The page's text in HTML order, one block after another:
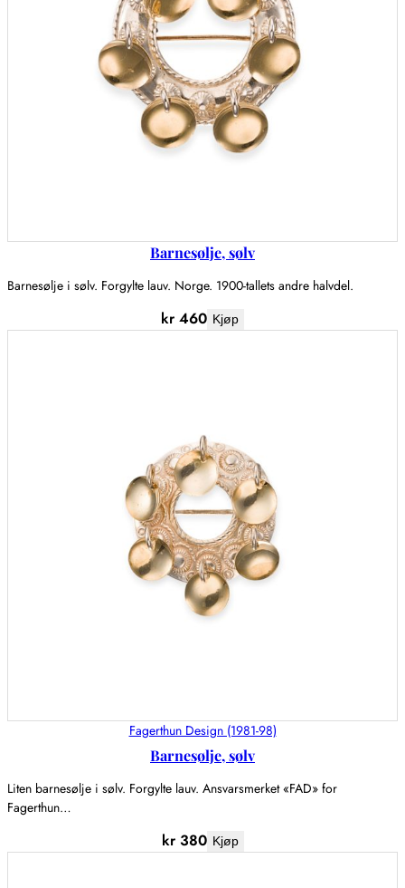
Barnesølje, sølv
Barnesølje i sølv. Forgylte lauv. Norge. 1900-tallets andre halvdel.
kr 460 Kjøp
Fagerthun Design (1981-98)
Barnesølje, sølv
Liten barnesølje i sølv. Forgylte lauv. Ansvarsmerket «FAD» for
Fagerthun…
kr380 Kjøp